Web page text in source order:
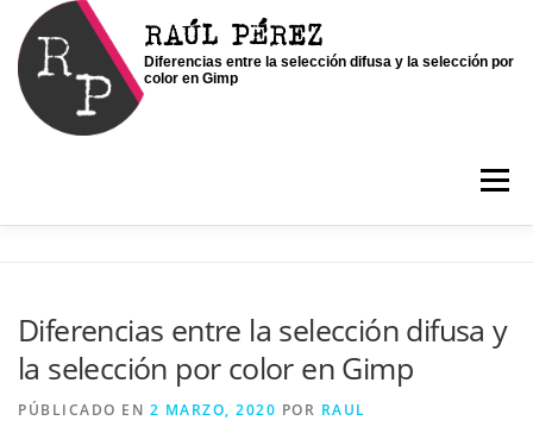
Saltar
contenido
RAÚL PÉREZ
Diferencias entre la selección difusa y la selección por
color en Gimp
Menú
PORTFOLIO CONTACTO BLOG
Diferencias entre la selección difusa y
la selección por color en Gimp
PÚBLICADO EN 2 MARZO, 2020 POR RAUL